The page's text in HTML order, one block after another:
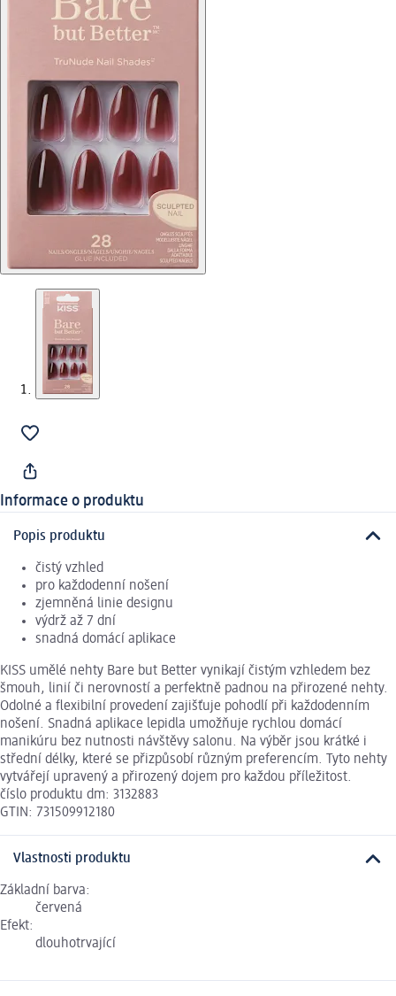
Informace o produktu
Popis produktu
čistý vzhled
pro každodenní nošení
zjemněná linie designu
výdrž až 7 dní
snadná domácí aplikace
KISS umělé nehty Bare but Better vynikají čistým vzhledem bez
šmouh, linií či nerovností a perfektně padnou na přirozené nehty.
Odolné a flexibilní provedení zajišťuje pohodlí při každodenním
nošení. Snadná aplikace lepidla umožňuje rychlou domácí
manikúru bez nutnosti návštěvy salonu. Na výběr jsou krátké i
střední délky, které se přizpůsobí různým preferencím. Tyto nehty
vytvářejí upravený a přirozený dojem pro každou příležitost.
číslo produktu dm: 3132883
GTIN: 731509912180
Vlastnosti produktu
Základní barva:
červená
Efekt:
dlouhotrvající